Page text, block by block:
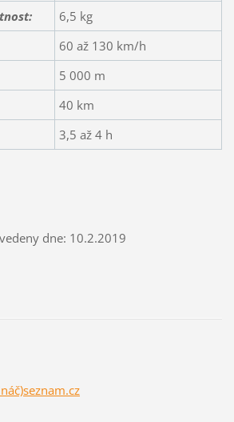
6,5 kg
60 až 130 km/h
5 000 m
40 km
3,5 až 4 h
dne: 10.2.2019